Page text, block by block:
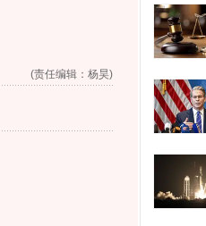
(责任编辑：杨昊)